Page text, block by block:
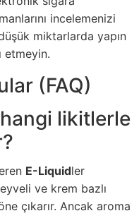
incelemenizi
miktarlarda yapın
etmeyin.
(FAQ)
likitlerle
E-Liquidler
ve krem bazlı
çıkarır. Ancak aroma